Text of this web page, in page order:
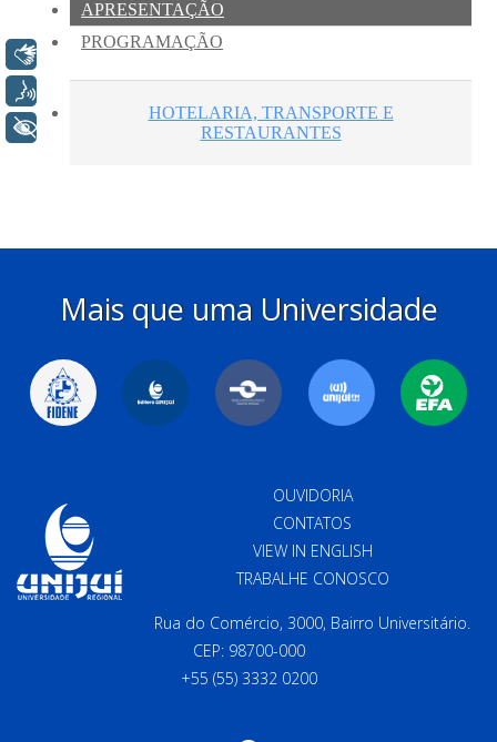
Mais que uma Universidade
OUVIDORIA
CONTATOS
VIEW IN ENGLISH
TRABALHE CONOSCO
Rua do Comércio, 3000, Bairro Universitário.
CEP: 98700-000
+55 (55) 3332 0200
Libras
+ Acessibilidade